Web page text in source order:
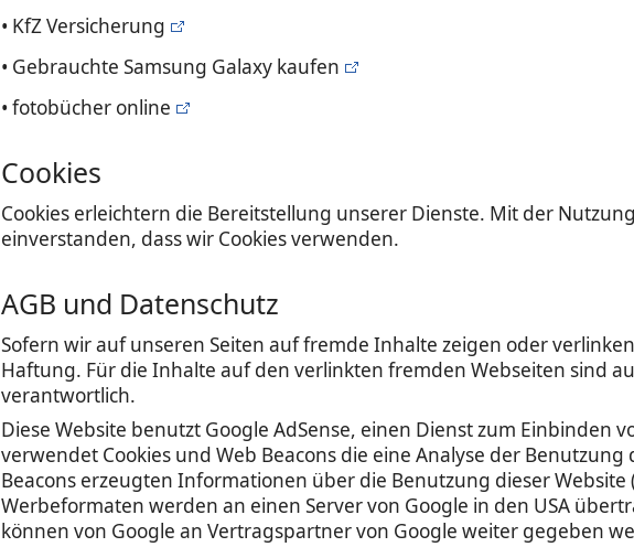
• KfZ Versicherung
• Gebrauchte Samsung Galaxy kaufen
• fotobücher online
Cookies
Cookies erleichtern die Bereitstellung unserer Dienste. Mit der
einverstanden, dass wir Cookies verwenden.
AGB und Datenschutz
Sofern wir auf unseren Seiten auf fremde Inhalte zeigen oder
Haftung. Für die Inhalte auf den verlinkten fremden Webseiten sind
verantwortlich.
Diese Website benutzt Google AdSense, einen Dienst zum Einbinden
verwendet Cookies und Web Beacons die eine Analyse der
Beacons erzeugten Informationen über die Benutzung dieser
Werbeformaten werden an einen Server von Google in den USA
können von Google an Vertragspartner von Google weiter gegeben